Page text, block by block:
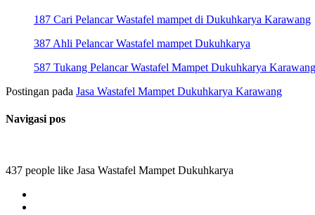
187 Cari Pelancar Wastafel mampet di Dukuhkarya Karawang
387 Ahli Pelancar Wastafel mampet Dukuhkarya
587 Tukang Pelancar Wastafel Mampet Dukuhkarya Karawang
Postingan pada Jasa Wastafel Mampet Dukuhkarya Karawang
Navigasi pos
437 people like Jasa Wastafel Mampet Dukuhkarya